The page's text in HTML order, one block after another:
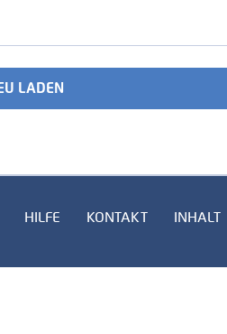
LADEN
HILFE KONTAKT INHALT